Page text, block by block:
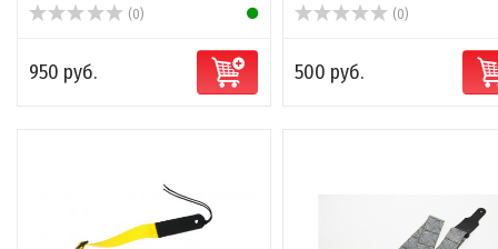
(0)
950 руб.
(0)
500 руб.